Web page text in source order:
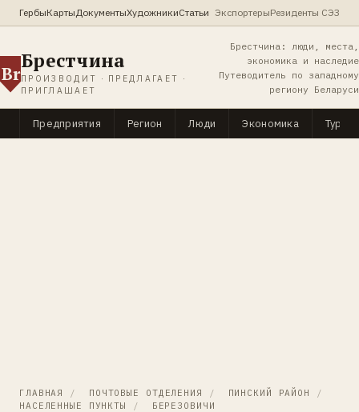
ГербыКартыДокументыХудожникиСтатьи ЭкспортерыРезиденты СЭЗ
Br
Брестчина
ПРОИЗВОДИТ · ПРЕДЛАГАЕТ ·
ПРИГЛАШАЕТ
Брестчина: люди, места,
экономика и наследие
Путеводитель по западному
региону Беларуси
Предприятия Регион Люди Экономика
ГЛАВНАЯ / ПОЧТОВЫЕ ОТДЕЛЕНИЯ / ПИНСКИЙ РАЙОН
/
НАСЕЛЕННЫЕ ПУНКТЫ
/ БЕРЕЗОВИЧИ